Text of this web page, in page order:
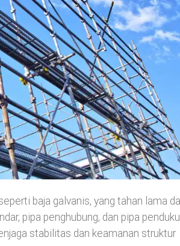
baja galvanis, yang tahan lama
pipa penghubung, dan pipa
stabilitas dan keamanan struktur